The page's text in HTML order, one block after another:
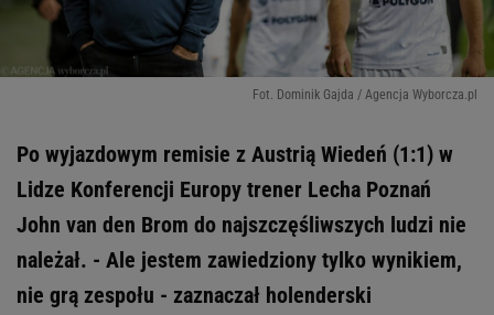
Fot. Dominik Gajda / Agencja Wyborcza.pl
Po wyjazdowym remisie z Austrią Wiedeń (1:1) w
Lidze Konferencji Europy trener Lecha Poznań
John van den Brom do najszczęśliwszych ludzi nie
należał. - Ale jestem zawiedziony tylko wynikiem,
nie grą zespołu - zaznaczał holenderski